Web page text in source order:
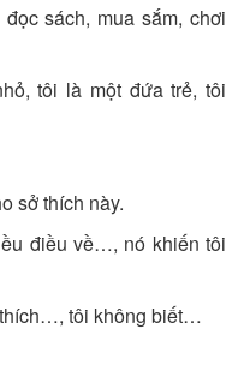
sách, mua sắm, chơi
tôi là một đứa trẻ, tôi
sở thích này.
điều về…, nó khiến tôi
tôi không biết…